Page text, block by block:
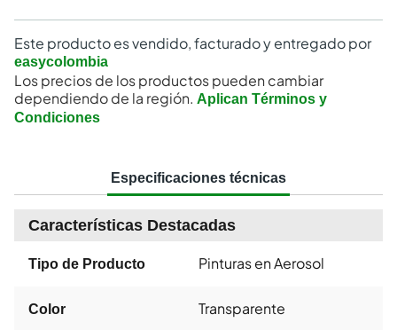
Este producto es vendido, facturado y entregado por
easycolombia
Los precios de los productos pueden cambiar
dependiendo de la región. Aplican Términos y
Condiciones
Especificaciones técnicas
Características Destacadas
Tipo de Producto Pinturas en Aerosol
Color Transparente